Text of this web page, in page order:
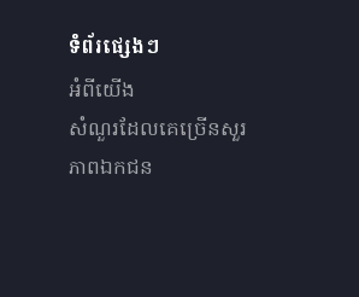
ទំព័រផ្សេងៗ
អំពីយើង
សំណួរ​ដែលគេ​ច្រើន​សួរ
ភាពឯកជន